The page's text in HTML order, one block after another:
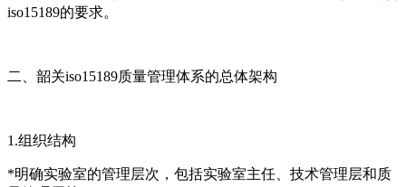
iso15189的要求。
二、韶关iso15189质量管理体系的总体架构
1.组织结构
*明确实验室的管理层次，包括实验室主任、技术管理层和质